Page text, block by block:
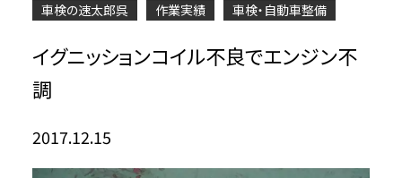
車検の速太郎呉 作業実績 車検・自動車整備
イグニッションコイル不良でエンジン不
調
2017.12.15